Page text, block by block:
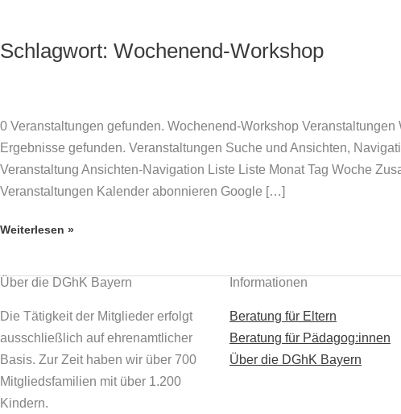
springen
Schlagwort: Wochenend-Workshop
0 Veranstaltungen gefunden. Wochenend-Workshop
Ergebnisse gefunden. Veranstaltungen Suche und Ansichten,
Veranstaltung Ansichten-Navigation Liste Liste Monat Tag Woche
Veranstaltungen Kalender abonnieren Google […]
Wochenend-
Weiterlesen »
Über die DGhK Bayern
Die Tätigkeit der Mitglieder erfolgt
ausschließlich auf ehrenamtlicher
Basis. Zur Zeit haben wir über 700
Mitgliedsfamilien mit über 1.200
Kindern.
Informationen
Beratung für Eltern
Beratung für Pädagog:innen
Über die DGhK Bayern